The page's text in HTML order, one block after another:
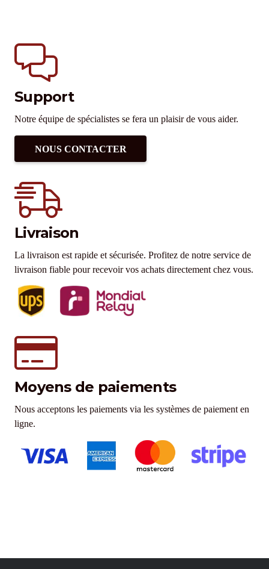
Support
Notre équipe de spécialistes se fera un plaisir de vous aider.
NOUS CONTACTER
Livraison
La livraison est rapide et sécurisée. Profitez de notre service de
livraison fiable pour recevoir vos achats directement chez vous.
Moyens de paiements
Nous acceptons les paiements via les systèmes de paiement en
ligne.